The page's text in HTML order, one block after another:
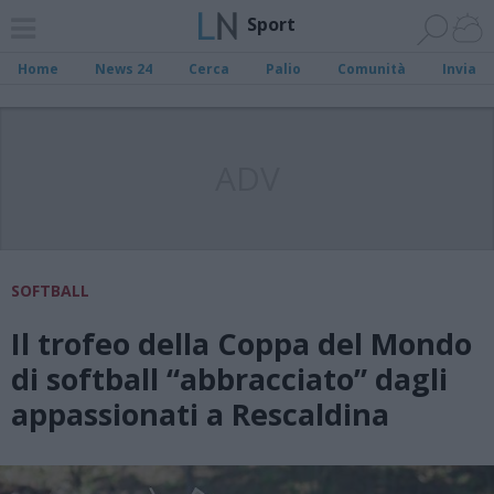
Sport
Home News 24 Cerca Palio Comunità Invia
SOFTBALL
Il trofeo della Coppa del Mondo
di softball “abbracciato” dagli
appassionati a Rescaldina